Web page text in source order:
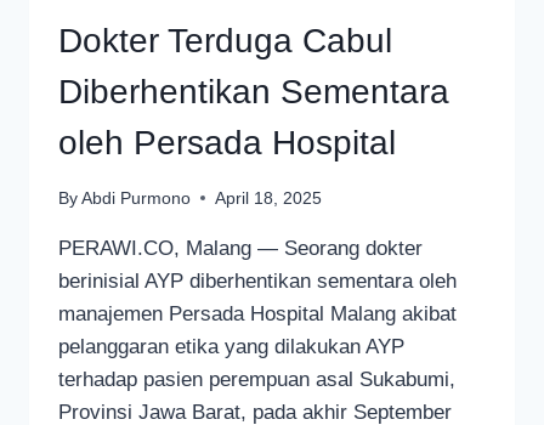
Dokter Terduga Cabul
Diberhentikan Sementara
oleh Persada Hospital
By Abdi Purmono April 18, 2025
PERAWI.CO, Malang — Seorang dokter
berinisial AYP diberhentikan sementara oleh
manajemen Persada Hospital Malang akibat
pelanggaran etika yang dilakukan AYP
terhadap pasien perempuan asal Sukabumi,
Provinsi Jawa Barat, pada akhir September